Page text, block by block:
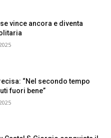
vince ancora e diventa
“Nel secondo tempo
fuori bene”